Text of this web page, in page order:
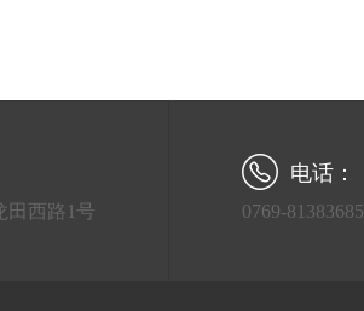
田西路1号
电话：
0769-81383685